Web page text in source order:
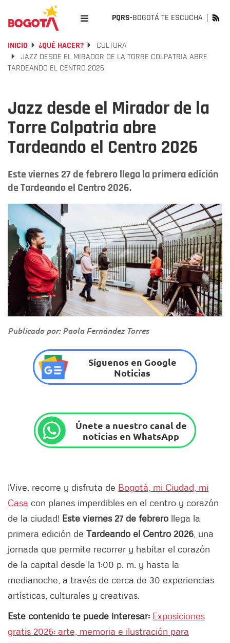
PQRS-BOGOTÁ TE ESCUCHA
INICIO ¿QUÉ HACER?
CULTURA
JAZZ DESDE EL MIRADOR DE LA TORRE COLPATRIA ABRE
TARDEANDO EL CENTRO 2026
Jazz desde el Mirador de la
Torre Colpatria abre
Tardeando el Centro 2026
Este viernes 27 de febrero llega la primera edición
de Tardeando el Centro 2026.
FUGA
Publicado por: Paola Fernández Torres
Síguenos en Google
Noticias
Únete a nuestro canal de
noticias en WhatsApp
¡Vive, recorre y disfruta de Bogotá, mi Ciudad, mi
Casa con planes imperdibles en el centro y corazón
de la ciudad! Este viernes 27 de febrero llega la
primera edición de Tardeando el Centro 2026 , una
jornada que permite recorrer y habitar el corazón
de la capital desde la 1:00 p. m. y hasta la
medianoche, a través de cerca de 30 experiencias
artísticas, culturales y creativas.
Este contenido te puede interesar: Exposiciones
gratis 2026: arte, memoria e ilustración para